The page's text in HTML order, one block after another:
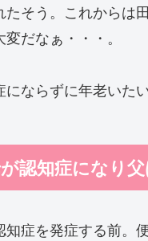
たそう。これからは
変だなぁ・・・。
にならずに年老いた
認知症になり
知症を発症する前。